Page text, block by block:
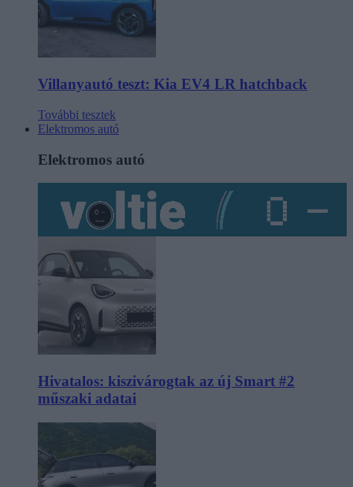
Villanyautó teszt: Kia EV4 LR hatchback
További tesztek
Elektromos autó
Elektromos autó
Hivatalos: kiszivárogtak az új Smart #2
műszaki adatai